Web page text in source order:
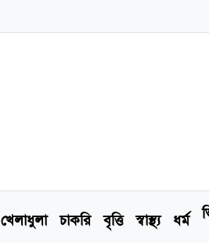
খেলাধুলা চাকরি বৃত্তি স্বাস্থ্য ধর্ম